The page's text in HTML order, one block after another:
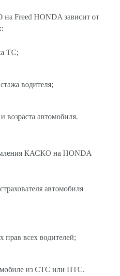
Freed HONDA зависит от
ТС;
водителя;
возраста автомобиля.
КАСКО на HONDA
автомобиля
прав всех водителей;
из СТС или ПТС.